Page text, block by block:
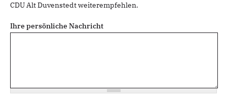
CDU Alt Duvenstedt weiterempfehlen.
Ihre persönliche Nachricht